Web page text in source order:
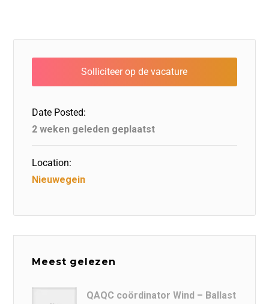
e
b
o
o
k
e
dI
n
er o
d
o
a
d
s
s
A
p
l
Date Posted:
2 weken geleden geplaatst
Location:
Nieuwegein
Meest gelezen
QAQC coördinator Wind – Ballast